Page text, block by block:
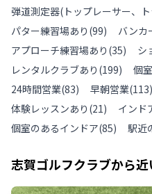
弾道測定器(トップレーサー、
パター練習場あり (99) バンカ
アプローチ練習場あり (35) シ
レンタルクラブあり (199) 個
24時間営業(83) 早朝営業(113)
体験レッスンあり (21) インド
個室のあるインドア(85) 駅近
志賀ゴルフクラブから